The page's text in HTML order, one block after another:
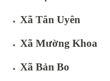
Xã Tân Uyên
Xã Mường Khoa
Xã Bản Bo